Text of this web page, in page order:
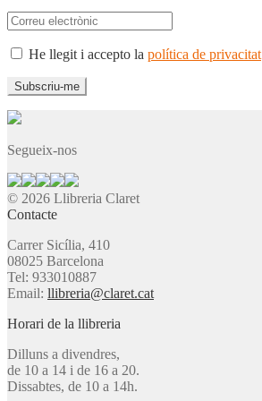
He llegit i accepto la política de privacitat
Segueix-nos
© 2026 Llibreria Claret
Contacte
Carrer Sicília, 410
08025 Barcelona
Tel: 933010887
Email: llibreria@claret.cat
Horari de la llibreria
Dilluns a divendres,
de 10 a 14 i de 16 a 20.
Dissabtes, de 10 a 14h.